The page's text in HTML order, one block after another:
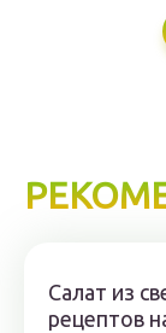
Салат из
рецептов